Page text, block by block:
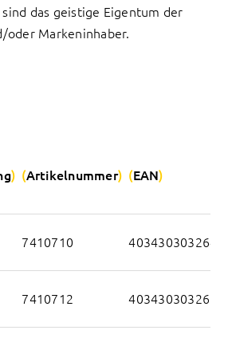
das geistige Eigentum der
oder Markeninhaber.
Artikelnummer EAN
7410710 4034303032648
7410712 4034303032679